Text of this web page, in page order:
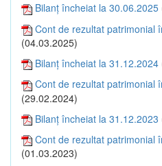
Bilanţ încheiat la 30.06.2025
Cont de rezultat patrimonial
(04.03.2025)
Bilanţ încheiat la 31.12.2024
Cont de rezultat patrimonial
(29.02.2024)
Bilanţ încheiat la 31.12.2023
Cont de rezultat patrimonial
(01.03.2023)